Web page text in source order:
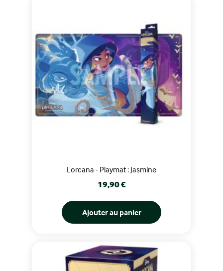
Lorcana - Playmat : Jasmine
Prix
19,90 €
Ajouter au panier